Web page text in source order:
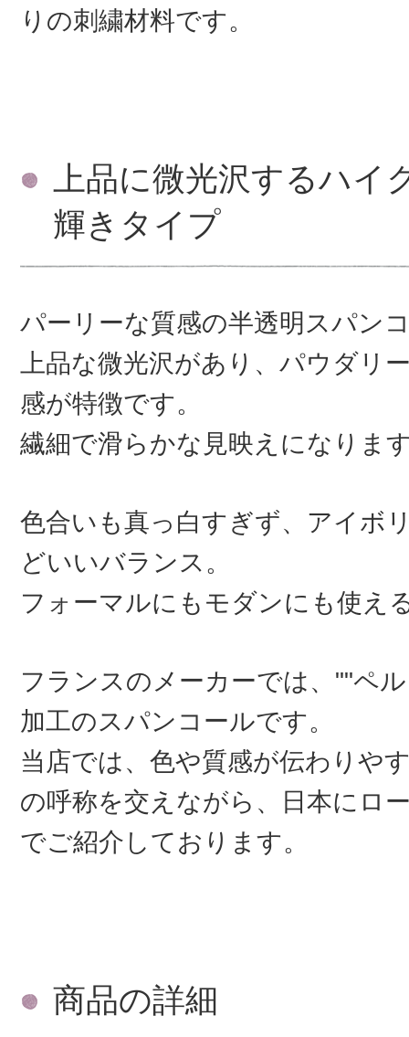
りの刺繍材料です。
上品に微光沢するハイ
輝きタイプ
パーリーな質感の半透明スパン
上品な微光沢があり、パウダリ
感が特徴です。
繊細で滑らかな見映えになりま
色合いも真っ白すぎず、アイボ
どいいバランス。
フォーマルにもモダンにも使え
フランスのメーカーでは、""ペ
加工のスパンコールです。
当店では、色や質感が伝わりや
の呼称を交えながら、日本にロ
でご紹介しております。
商品の詳細